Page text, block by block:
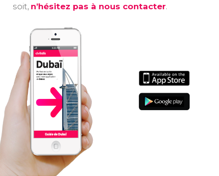
soit, n’hésitez pas à nous contacter.